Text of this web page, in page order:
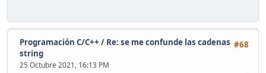
#68
Programación C/C++ / Re: se me confunde las cadenas
string
25 Octubre 2021, 16:13 PM